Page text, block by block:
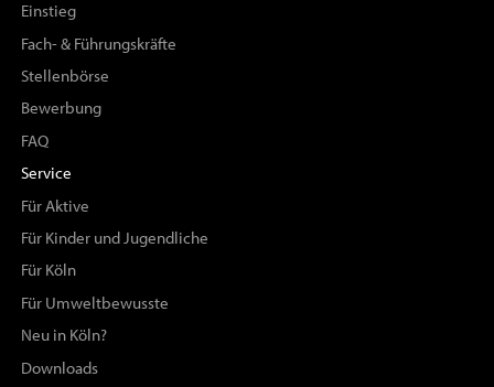
Einstieg
Fach- & Führungskräfte
Stellenbörse
Bewerbung
FAQ
Service
Für Aktive
Für Kinder und Jugendliche
Für Köln
Für Umweltbewusste
Neu in Köln?
Downloads